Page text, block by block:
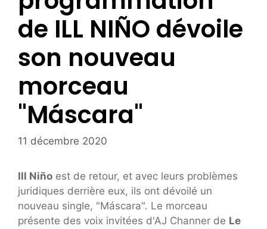
de ILL NIÑO dévoile
son nouveau
morceau
"Máscara"
11 décembre 2020
Ill Niño est de retour, et avec leurs problèmes
juridiques derrière eux, ils ont dévoilé un
nouveau single, "Máscara". Le morceau
présente des voix invitées d'AJ Channer de Le